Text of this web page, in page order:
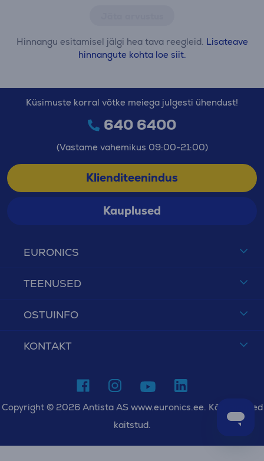
Hinnangu esitamisel jälgi hea tava reegleid. Lisateave
hinnangute kohta loe siit.
EURONICS
TEENUSED
OSTUINFO
KONTAKT
Küsimuste korral võtke meiega julgesti ühendust!
640 6400
(Vastame vahemikus 09:00-21:00)
Klienditeenindus
Kauplused
Copyright © 2026 Antista AS www.euronics.ee. Kõik õigused
kaitstud.